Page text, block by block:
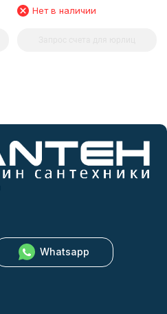
Нет в наличии
Whatsapp